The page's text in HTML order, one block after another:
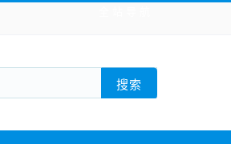
出行 生活实用
游戏 枪战射击
娱乐 系统软件 素材下载
搜索